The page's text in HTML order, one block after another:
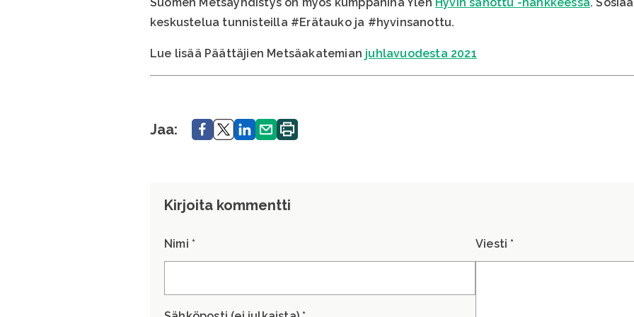
Suomen Metsäyhdistys on myös kumppanina Ylen Hyvin sanottu -hankkeessa.
keskustelua tunnisteilla #Erätauko ja #hyvinsanottu.
Lue lisää Päättäjien Metsäakatemian juhlavuodesta 2021
Jaa: Jaa. Jaa.Jaa. Jaa. Tulosta
sivu.
Kirjoita kommentti
Nimi * Viesti *